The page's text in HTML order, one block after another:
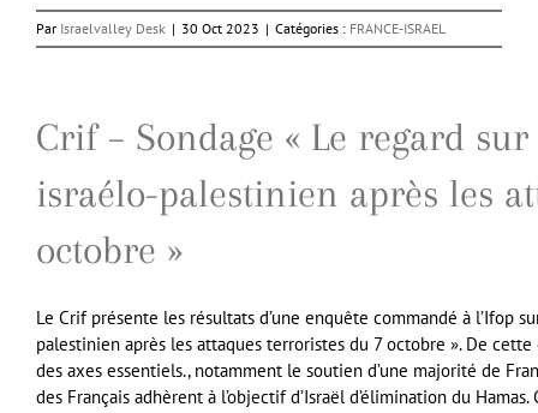
Par Israelvalley Desk | 30 Oct 2023 | Catégories : FRANCE-ISRAEL
Crif – Sondage « Le regard
israélo-palestinien après les
octobre »
Le Crif présente les résultats d’une enquête commandé à l’Ifop
palestinien après les attaques terroristes du 7 octobre ». De
des axes essentiels., notamment le soutien d’une majorité de
des Français adhèrent à l’objectif d’Israël d’élimination du